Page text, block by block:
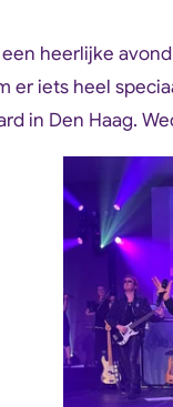
heerlijke
er iets heel
in Den Haag.